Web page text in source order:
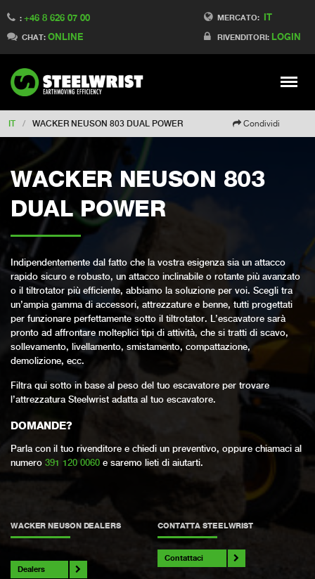
MERCATO: IT
RIVENDITORI: LOGIN
: +46 8 626 07 00
CHAT: ONLINE
Meny
Switch to Finland
Switch to Denmark
Switch to China
Switch to Australia
Change market
IT / WACKER NEUSON 803 DUAL POWER Condividi
WACKER NEUSON 803
DUAL POWER
Indipendentemente dal fatto che la vostra esigenza sia un attacco
rapido sicuro e robusto, un attacco inclinabile o rotante più avanzato
o il tiltrotator più efficiente, abbiamo la soluzione per voi. Scegli tra
un’ampia gamma di accessori, attrezzature e benne, tutti progettati
per funzionare perfettamente sotto il tiltrotator. L’escavatore sarà
pronto ad affrontare molteplici tipi di attività, che si tratti di scavo,
sollevamento, livellamento, smistamento, compattazione,
demolizione, ecc.
Filtra qui sotto in base al peso del tuo escavatore per trovare
l’attrezzatura Steelwrist adatta al tuo escavatore.
DOMANDE?
Parla con il tuo rivenditore e chiedi un preventivo, oppure chiamaci al
numero 391 120 0060 e saremo lieti di aiutarti.
WACKER NEUSON DEALERS
Dealers
CONTATTA STEELWRIST
Contattaci